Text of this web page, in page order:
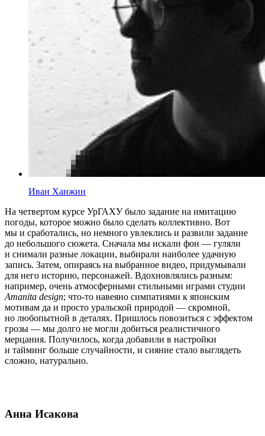
Иван Ханжин
На четвертом курсе УрГАХУ было задание на имитацию
погоды, которое можно было сделать коллективно. Вот
мы и сработались, но немного увлеклись и развили задание
до небольшого сюжета. Сначала мы искали фон — гуляли
и снимали разные локации, выбирали наиболее удачную
запись. Затем, опираясь на выбранное видео, придумывали
для него историю, персонажей. Вдохновлялись разным:
например, очень атмосферными стильными играми студии
Amanita design; что-то навеяно симпатиями к японским
мотивам да и просто уральской природой — скромной,
но любопытной в деталях. Пришлось повозиться с эффектом
грозы — мы долго не могли добиться реалистичного
мерцания. Получилось, когда добавили в настройки
и тайминг больше случайности, и сияние стало выглядеть
сложно, натурально.
Анна Исакова